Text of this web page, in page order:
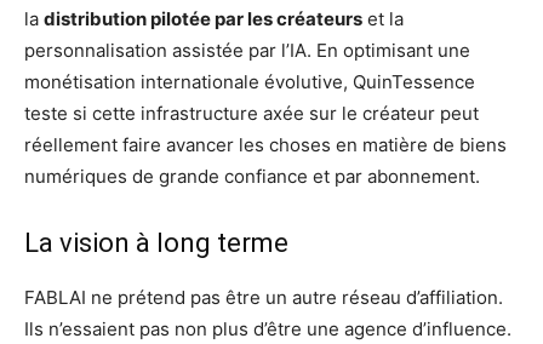
la distribution pilotée par les créateurs et la
personnalisation assistée par l’IA. En optimisant une
monétisation internationale évolutive, QuinTessence
teste si cette infrastructure axée sur le créateur peut
réellement faire avancer les choses en matière de biens
numériques de grande confiance et par abonnement.
La vision à long terme
FABLAI ne prétend pas être un autre réseau d’affiliation.
Ils n’essaient pas non plus d’être une agence d’influence.